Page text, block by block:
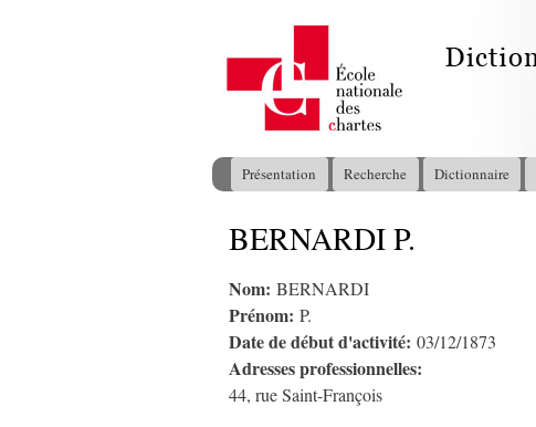
Menu principal
Présentation Recherche Dictionnaire
Vous êtes ici
BERNARDI P.
Nom: BERNARDI
Prénom: P.
Date de début d'activité: 03/12/1873
Adresses professionnelles:
44, rue Saint-François